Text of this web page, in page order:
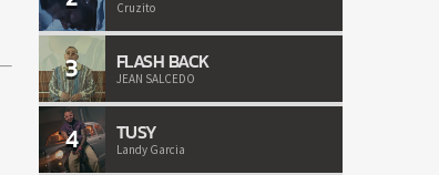
Cruzito
3 FLASH BACK
JEAN SALCEDO
4 TUSY
Landy Garcia